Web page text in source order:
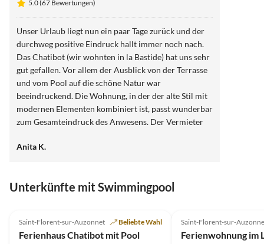
5.0 (67 Bewertungen)
Unser Urlaub liegt nun ein paar Tage zurück und der
durchweg positive Eindruck hallt immer noch nach.
Das Chatibot (wir wohnten in la Bastide) hat uns sehr
gut gefallen. Vor allem der Ausblick von der Terrasse
und vom Pool auf die schöne Natur war
beeindruckend. Die Wohnung, in der der alte Stil mit
modernen Elementen kombiniert ist, passt wunderbar
zum Gesamteindruck des Anwesens. Der Vermieter
zum Frühstück mit leckeren Croissants und Baguettes
Temperaturen eine perfekte Ergänzung, um sich wohl
Anita K.
Unterkünfte mit Swimmingpool
Saint-Florent-sur-Auzonnet Beliebte Wahl
Ferienhaus Chatibot mit Pool
Saint-Florent-sur-